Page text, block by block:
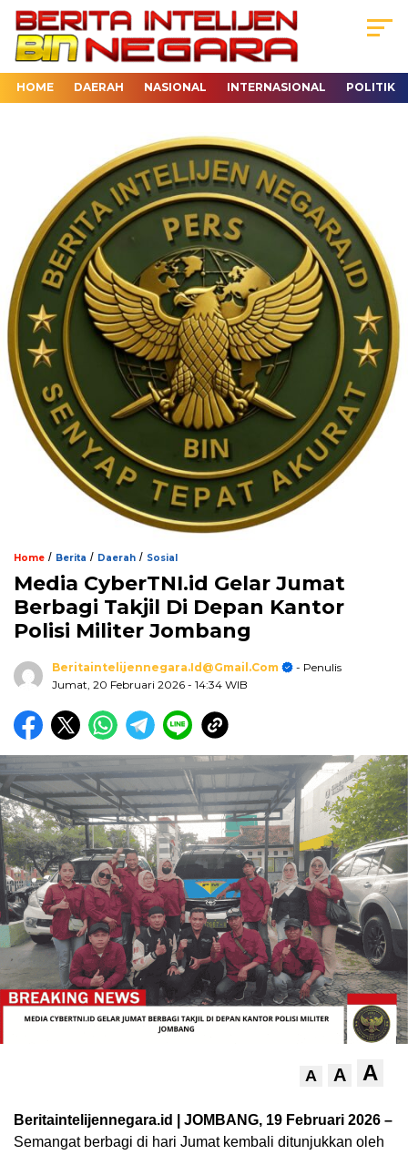
HOME DAERAH NASIONAL INTERNASIONAL POLITIK
Home / Berita / Daerah / Sosial
Media CyberTNI.id Gelar Jumat
Berbagi Takjil Di Depan Kantor
Polisi Militer Jombang
Beritaintelijennegara.id@gmail.com
- Penulis
Jumat, 20 Februari 2026 - 14:34 WIB
A A A
Beritaintelijennegara.id | JOMBANG, 19 Februari 2026 –
Semangat berbagi di hari Jumat kembali ditunjukkan oleh